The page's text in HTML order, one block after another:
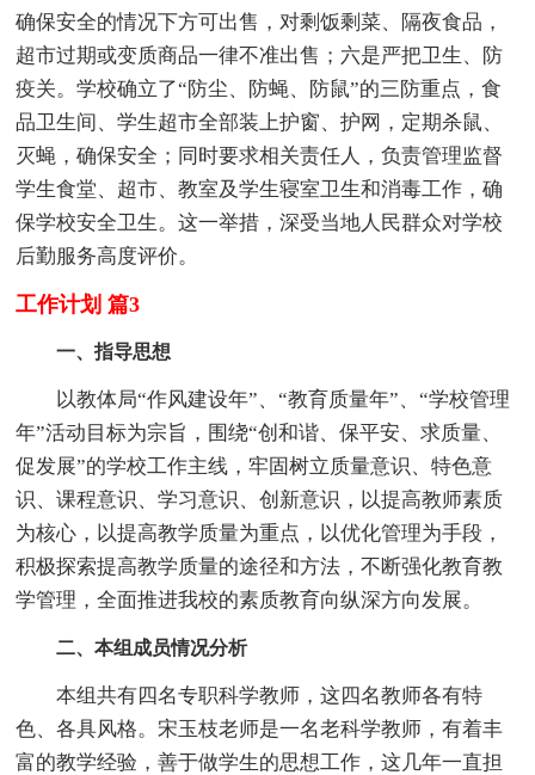
确保安全的情况下方可出售，对剩饭剩菜、隔夜食品，
超市过期或变质商品一律不准出售；六是严把卫生、防
疫关。学校确立了“防尘、防蝇、防鼠”的三防重点，食
品卫生间、学生超市全部装上护窗、护网，定期杀鼠、
灭蝇，确保安全；同时要求相关责任人，负责管理监督
学生食堂、超市、教室及学生寝室卫生和消毒工作，确
保学校安全卫生。这一举措，深受当地人民群众对学校
后勤服务高度评价。
工作计划 篇3
一、指导思想
以教体局“作风建设年”、“教育质量年”、“学校管理
年”活动目标为宗旨，围绕“创和谐、保平安、求质量、
促发展”的学校工作主线，牢固树立质量意识、特色意
识、课程意识、学习意识、创新意识，以提高教师素质
为核心，以提高教学质量为重点，以优化管理为手段，
积极探索提高教学质量的途径和方法，不断强化教育教
学管理，全面推进我校的素质教育向纵深方向发展。
二、本组成员情况分析
本组共有四名专职科学教师，这四名教师各有特
色、各具风格。宋玉枝老师是一名老科学教师，有着丰
富的教学经验，善于做学生的思想工作，这几年一直担